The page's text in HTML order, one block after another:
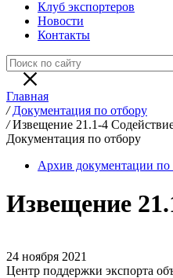
Клуб экспортеров
Новости
Контакты
Главная
/ Документация по отбору
/ Извещение 21.1-4
Документация по отбору
Архив документации по
Извещение
24 ноября 2021
Центр поддержки экспорта